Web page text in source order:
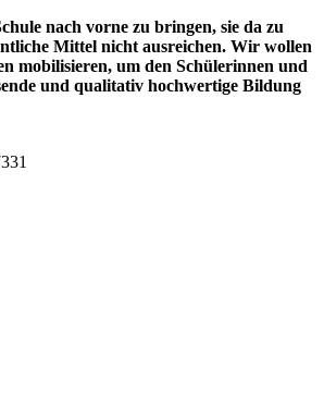
nach vorne zu bringen, sie da zu
Mittel nicht ausreichen. Wir wollen
mobilisieren, um den Schülerinnen und
und qualitativ hochwertige Bildung